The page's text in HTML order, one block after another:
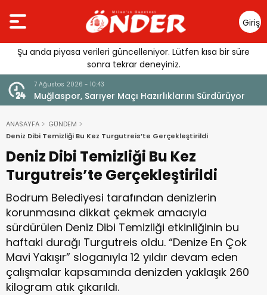
Giriş
Yap
Şu anda piyasa verileri güncelleniyor. Lütfen kısa bir süre
sonra tekrar deneyiniz.
7 Ağustos 2026 - 10:43
Muğlaspor, Sarıyer Maçı Hazırlıklarını Sürdürüyor
ANASAYFA
GÜNDEM
Deniz Dibi Temizliği Bu Kez Turgutreis’te Gerçekleştirildi
Deniz Dibi Temizliği Bu Kez
Turgutreis’te Gerçekleştirildi
Bodrum Belediyesi tarafından denizlerin
korunmasına dikkat çekmek amacıyla
sürdürülen Deniz Dibi Temizliği etkinliğinin bu
haftaki durağı Turgutreis oldu. “Denize En Çok
Mavi Yakışır” sloganıyla 12 yıldır devam eden
çalışmalar kapsamında denizden yaklaşık 260
kilogram atık çıkarıldı.